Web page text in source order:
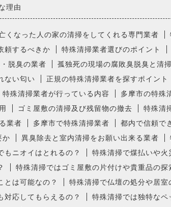
理由
くなった人の家の清掃をしてくれる専門業者
頼するべきか 特殊清掃業者選びのポイント
脱臭の業者 孤独死の現場の腐敗臭脱臭と清掃
ない匂い 正規の特殊清掃業者を探すポイント
特殊清掃業者が行っている内容
多摩市の特殊
ゴミ屋敷の清掃及び残留物の撤去
特殊清
業者
多摩市で特殊清掃業者
都内で信頼で
か
異臭除去と室内清掃をお願い出来る業者
もニオイはとれるの？
特殊清掃で煤払いや火
特殊清掃ではゴミ屋敷の片付けや貴重品の探
とは可能なの？
特殊清掃で仏壇の処分や居
対応してもらえるの？
特殊清掃では独特なペ